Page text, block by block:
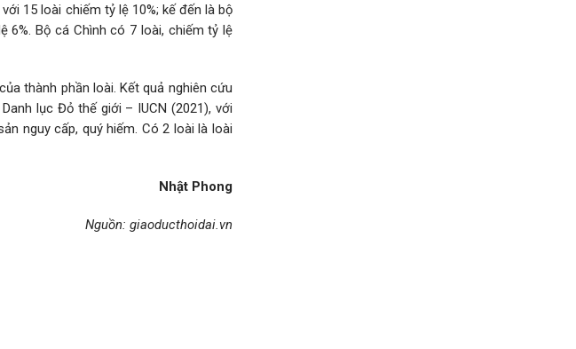
15 loài chiếm tỷ lệ 10%; kế đến là bộ
6%. Bộ cá Chình có 7 loài, chiếm tỷ lệ
thành phần loài. Kết quả nghiên cứu
lục Đỏ thế giới – IUCN (2021), với
nguy cấp, quý hiếm. Có 2 loài là loài
Nhật Phong
Nguồn: giaoducthoidai.vn